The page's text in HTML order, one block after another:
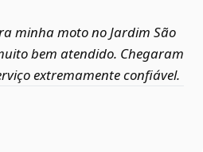
minha moto no Jardim São
bem atendido. Chegaram
extremamente confiável.